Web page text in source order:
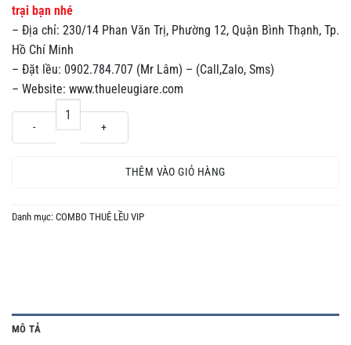
trại bạn nhé
– Địa chỉ: 230/14 Phan Văn Trị, Phường 12, Quận Bình Thạnh, Tp.
Hồ Chí Minh
– Đặt lều: 0902.784.707 (Mr Lâm) – (Call,Zalo, Sms)
– Website: www.thueleugiare.com
Full Combo thuê lều 4 người (VVIP) số lượng
THÊM VÀO GIỎ HÀNG
Danh mục: COMBO THUÊ LỀU VIP
MÔ TẢ